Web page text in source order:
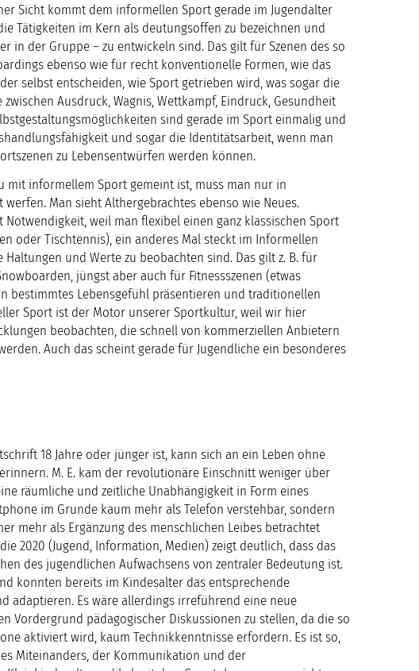
Sicht kommt dem informellen Sport gerade im Jugendalter
Tätigkeiten im Kern als deutungsoffen zu bezeichnen und
in der Gruppe – zu entwickeln sind. Das gilt für Szenen des so
ebenso wie für recht konventionelle Formen, wie das
selbst entscheiden, wie Sport getrieben wird, was sogar die
Ausdruck, Wagnis, Wettkampf, Eindruck, Gesundheit
sind gerade im Sport einmalig und
und sogar die Identitätsarbeit, wenn man
zu Lebensentwürfen werden können.
mit informellem Sport gemeint ist, muss man nur in
Man sieht Althergebrachtes ebenso wie Neues.
weil man flexibel einen ganz klassischen Sport
oder Tischtennis), ein anderes Mal steckt im Informellen
und Werte zu beobachten sind. Das gilt z. B. für
jüngst aber auch für Fitnessszenen (etwas
bestimmtes Lebensgefühl präsentieren und traditionellen
Sport ist der Motor unserer Sportkultur, weil wir hier
beobachten, die schnell von kommerziellen Anbietern
Auch das scheint gerade für Jugendliche ein besonderes
18 Jahre oder jünger ist, kann sich an ein Leben ohne
M. E. kam der revolutionäre Einschnitt weniger über
räumliche und zeitliche Unabhängigkeit in Form eines
im Grunde kaum mehr als Telefon verstehbar, sondern
mehr als Ergänzung des menschlichen Leibes betrachtet
2020 (Jugend, Information, Medien) zeigt deutlich, dass das
des jugendlichen Aufwachsens von zentraler Bedeutung ist.
konnten bereits im Kindesalter das entsprechende
adaptieren. Es wäre allerdings irreführend eine neue
Vordergrund pädagogischer Diskussionen zu stellen, da die so
aktiviert wird, kaum Technikkenntnisse erfordern. Es ist so,
Miteinanders, der Kommunikation und der